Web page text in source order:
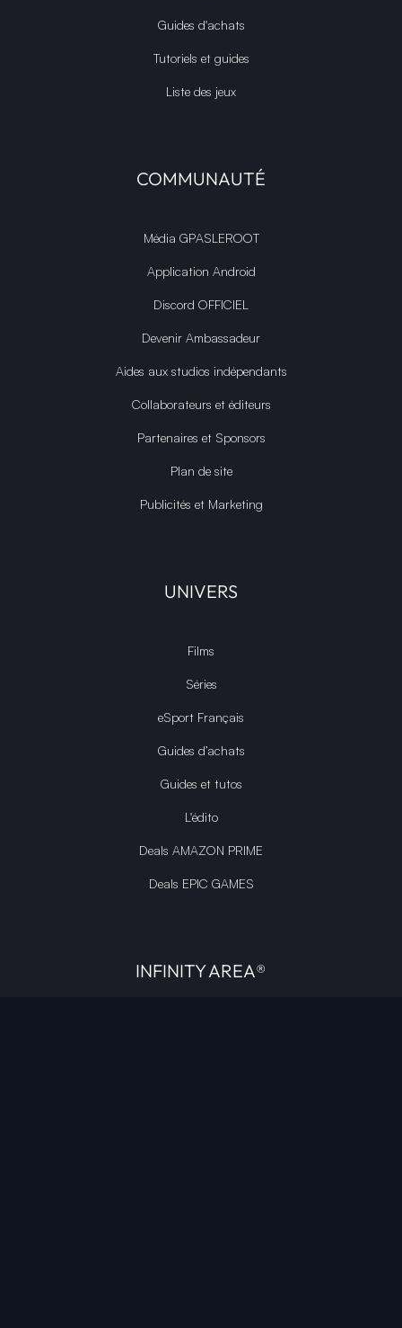
Guides d'achats
Tutoriels et guides
Liste des jeux
COMMUNAUTÉ
Média GPASLEROOT
Application Android
Discord OFFICIEL
Devenir Ambassadeur
Aides aux studios indépendants
Collaborateurs et éditeurs
Partenaires et Sponsors
Plan de site
Publicités et Marketing
UNIVERS
Films
Séries
eSport Français
Guides d’achats
Guides et tutos
L'édito
Deals AMAZON PRIME
Deals EPIC GAMES
INFINITY AREA®